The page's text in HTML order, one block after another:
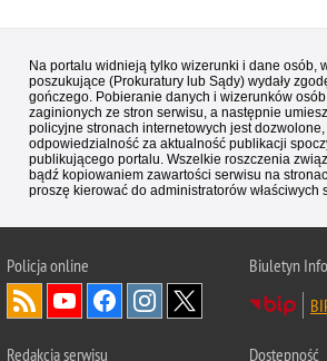
Na portalu widnieją tylko wizerunki i dane osób,
poszukujące (Prokuratury lub Sądy) wydały
gończego. Pobieranie danych i wizerunków
zaginionych ze stron serwisu, a następnie
policyjne stronach internetowych jest
odpowiedzialność za aktualność publikacji
publikującego portalu. Wszelkie roszczenia
bądź kopiowaniem zawartości serwisu na
proszę kierować do administratorów właściwych
Policjaonline
Biuletyn
Redakcja serwisu Dostępność